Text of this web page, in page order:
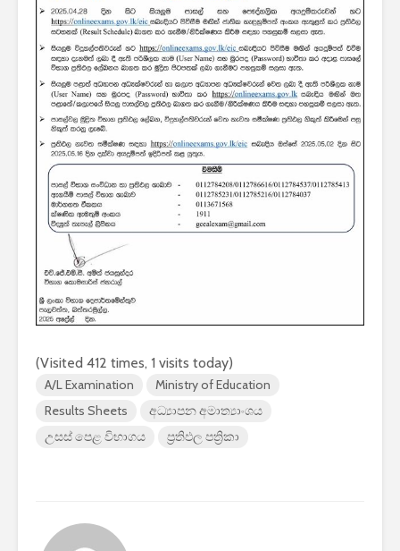
(Visited 412 times, 1 visits today)
A/L Examination
Ministry of Education
Results Sheets
අධ්‍යාපන අමාත්‍යාංශය
උසස් පෙළ විභාගය
ප්‍රතිඵල පත්‍රිකා
ග්‍රාහකයින් සම්බන්ධ
කරමින්, ශ්‍රී ලංකාවේ
විශාලතම 5G ජාලය
ඩයලොග් දියත් කරයි
Adobe විසින්
Photoshop, Acrobat
වෙත සම්බන්ධ කරයි.
Power BI විශාලතම
2026 යාවත්කාලීනය
හඳුන්වා දීමට